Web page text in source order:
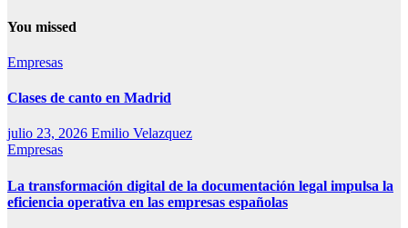
You missed
Empresas
Clases de canto en Madrid
julio 23, 2026 Emilio Velazquez
Empresas
La transformación digital de la documentación legal impulsa la
eficiencia operativa en las empresas españolas